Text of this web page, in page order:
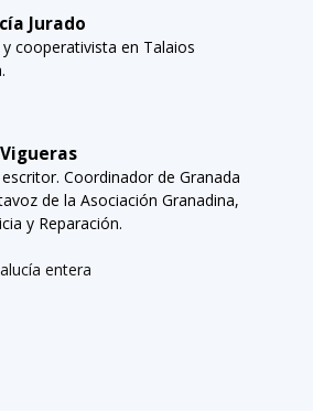
Jurado
cooperativista en Talaios
Coordinador de Granada
de la Asociación Granadina,
y Reparación.
entera